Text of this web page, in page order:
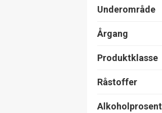
Underområde
Årgang
Produktklasse
Råstoffer
Alkoholprosent